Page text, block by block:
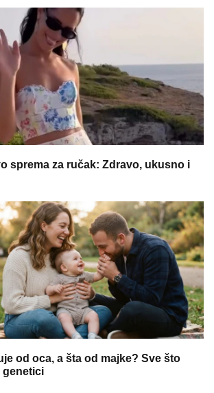
sprema za ručak: Zdravo, ukusno i
od oca, a šta od majke? Sve što
genetici